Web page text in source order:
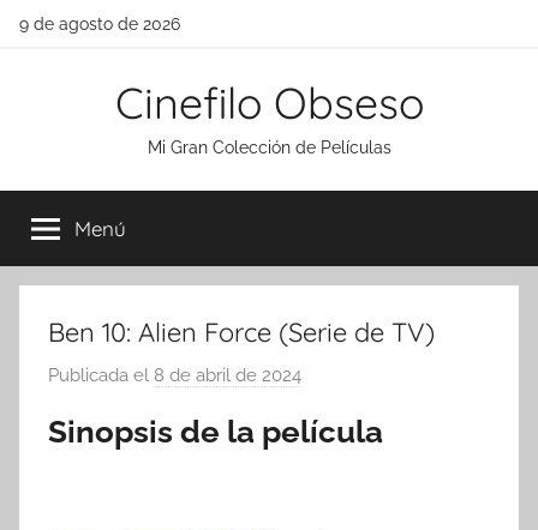
Saltar
9 de agosto de 2026
Cinefilo Obseso
Mi Gran Colección de Películas
Menú
Ben 10: Alien Force (Serie de TV)
Publicada el 8 de abril de 2024
r
Sinopsis de la película